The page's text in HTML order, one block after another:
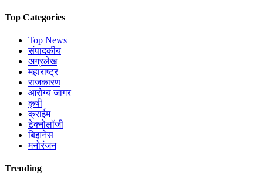
Top Categories
Top News
संपादकीय
अग्रलेख
महाराष्ट्र
राजकारण
आरोग्य जागर
कृषी
क्राईम
टेक्नोलॉजी
बिझनेस
मनोरंजन
Trending